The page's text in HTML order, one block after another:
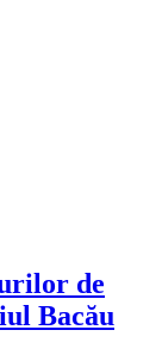
de
Bacău